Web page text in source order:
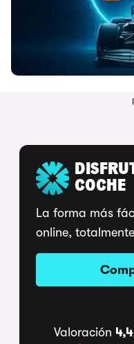
COCHE
La forma más
online,
Valoración